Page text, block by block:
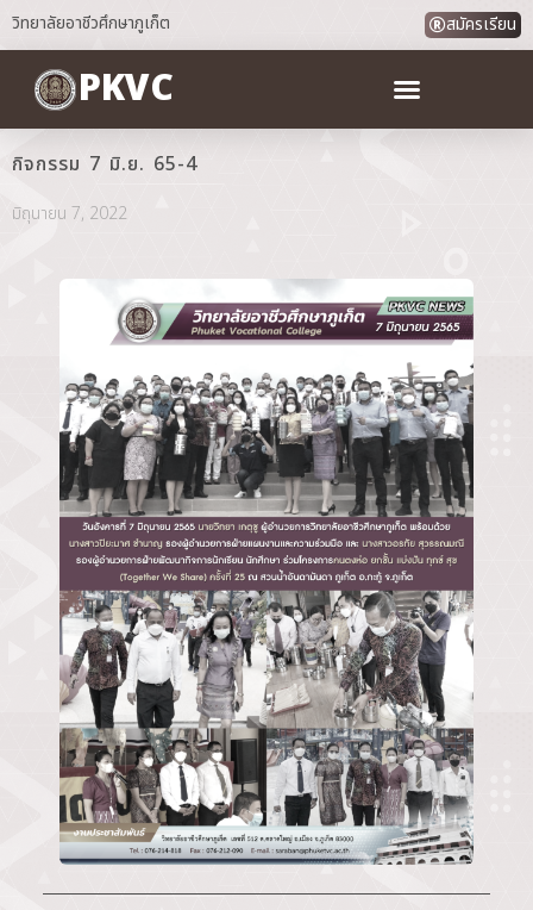
วิทยาลัยอาชีวศึกษาภูเก็ต สมัครเรียน
PKVC
กิจกรรม 7 มิ.ย. 65-4
มิถุนายน 7, 2022